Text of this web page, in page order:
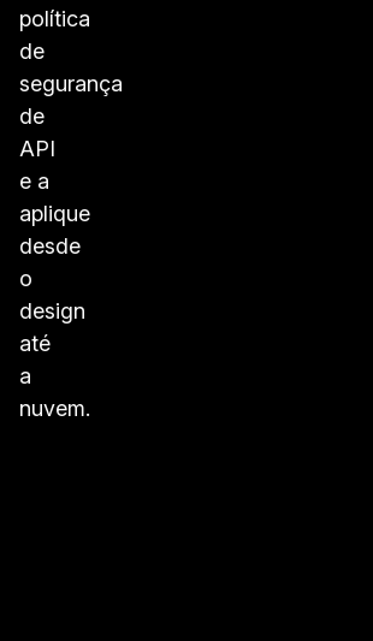
política
de
segurança
de
API
e a
aplique
desde
o
design
até
a
nuvem.